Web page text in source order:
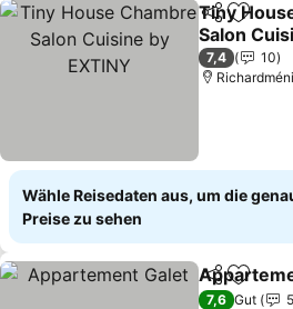
TeilenZu
Tiny
Salon
7,4
10
Wähle Reisedaten aus, um die
Preise zu sehen
TeilenZu
7,6 Gut